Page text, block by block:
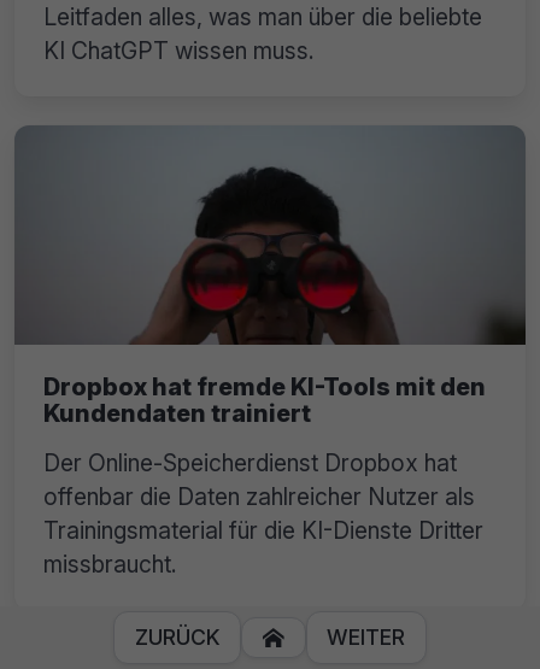
Leitfaden alles, was man über die beliebte
KI ChatGPT wissen muss.
Dropbox hat fremde KI-Tools mit den
Kundendaten trainiert
Der Online-Speicherdienst Dropbox hat
offenbar die Daten zahlreicher Nutzer als
Trainingsmaterial für die KI-Dienste Dritter
missbraucht.
ZURÜCK  WEITER